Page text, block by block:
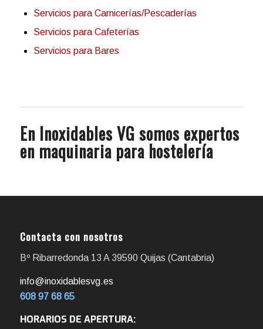
Servicios para Carnicerías/Pescaderías
Servicios para Cafeterías
Servicios para Bares
En Inoxidables VG somos expertos
en maquinaria para hostelería
Contacta con nosotros
Bº Ribarredonda 13 A 39590 Quijas (Cantabria)
info@inoxidablesvg.es
608 97 68 65
HORARIOS DE APERTURA: